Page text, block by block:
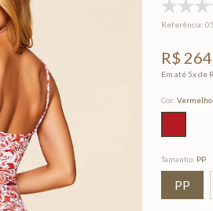
Referência:
R$ 264
Em até 5x de
Cor: Vermelho
Tamanho: PP
PP